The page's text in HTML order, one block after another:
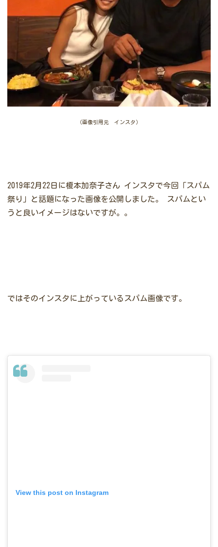
（画像引用元 インスタ）
2019年2月22日に榎本加奈子さん インスタで今回「スパム
祭り」と話題になった画像を公開しました。
スパムとい
うと良いイメージはないですが。。
ではそのインスタに上がっているスパム画像です。
View this post on Instagram